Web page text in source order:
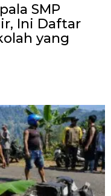
SMP
Ini Daftar
yang